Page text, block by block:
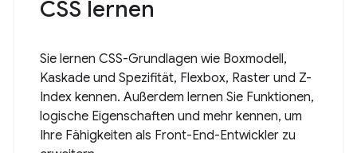
CSS lernen
Sie lernen CSS-Grundlagen wie Boxmodell,
Kaskade und Spezifität, Flexbox, Raster und Z-
Index kennen. Außerdem lernen Sie Funktionen,
logische Eigenschaften und mehr kennen, um
Ihre Fähigkeiten als Front-End-Entwickler zu